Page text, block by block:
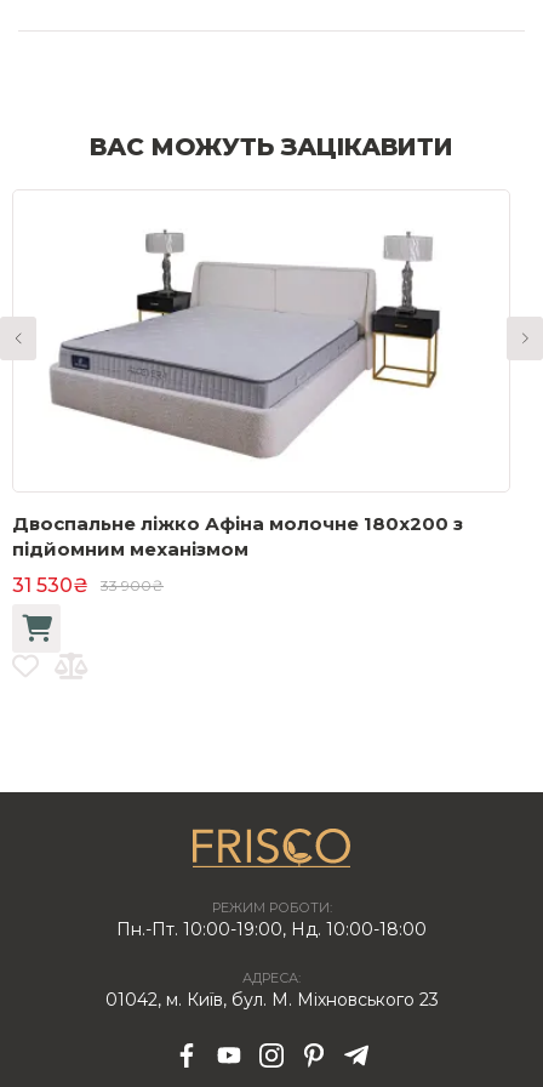
ВАС МОЖУТЬ ЗАЦІКАВИТИ
Двоспальне ліжко Афіна молочне 180x200 з
підйомним механізмом
31 530₴
33 900₴
РЕЖИМ РОБОТИ:
Пн.-Пт. 10:00-19:00, Нд. 10:00-18:00
АДРЕСА:
01042, м. Київ, бул. М. Міхновського 23